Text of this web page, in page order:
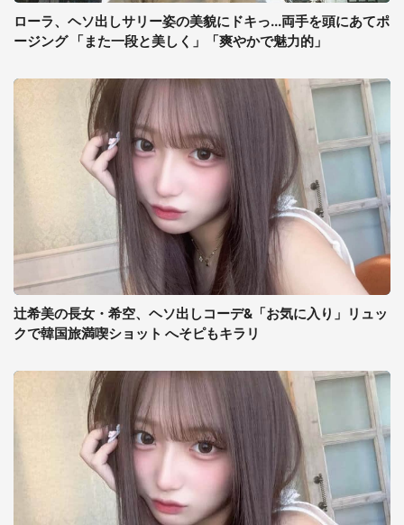
ローラ、ヘソ出しサリー姿の美貌にドキっ...両手を頭にあてポ
ージング 「また一段と美しく」「爽やかで魅力的」
辻希美の長女・希空、ヘソ出しコーデ&「お気に入り」リュッ
クで韓国旅満喫ショット へそピもキラリ